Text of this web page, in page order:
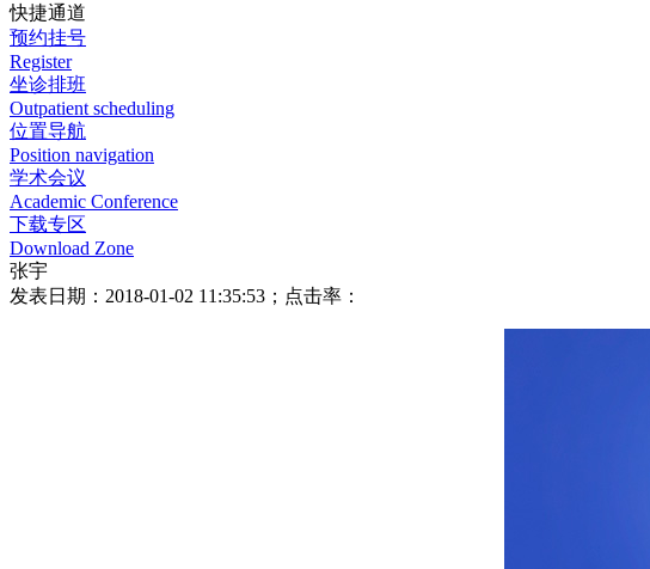
快捷通道
预约挂号
Register
坐诊排班
Outpatient scheduling
位置导航
Position navigation
学术会议
Academic Conference
下载专区
Download Zone
张宇
发表日期：2018-01-02 11:35:53；点击率：